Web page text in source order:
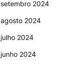
setembro 2024
agosto 2024
julho 2024
junho 2024